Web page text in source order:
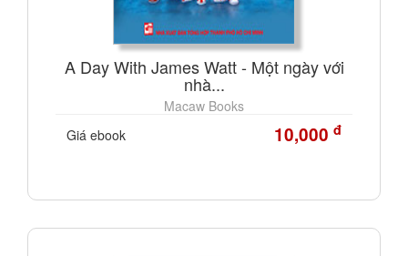
A Day With James Watt - Một ngày với
nhà...
Macaw Books
Giá ebook
10,000 đ